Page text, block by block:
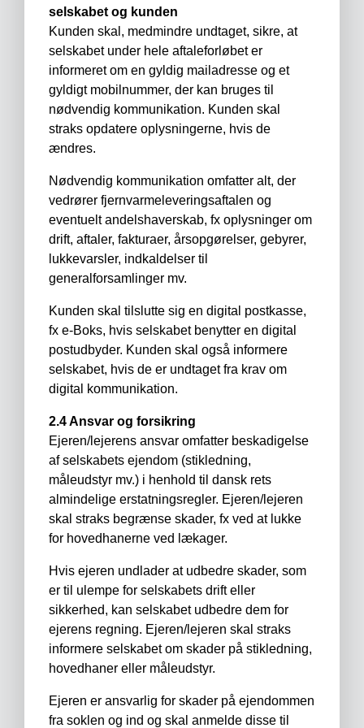
selskabet og kunden
Kunden skal, medmindre undtaget, sikre, at
selskabet under hele aftaleforløbet er
informeret om en gyldig mailadresse og et
gyldigt mobilnummer, der kan bruges til
nødvendig kommunikation. Kunden skal
straks opdatere oplysningerne, hvis de
ændres.
Nødvendig kommunikation omfatter alt, der
vedrører fjernvarmeleveringsaftalen og
eventuelt andelshaverskab, fx oplysninger om
drift, aftaler, fakturaer, årsopgørelser, gebyrer,
lukkevarsler, indkaldelser til
generalforsamlinger mv.
Kunden skal tilslutte sig en digital postkasse,
fx e-Boks, hvis selskabet benytter en digital
postudbyder. Kunden skal også informere
selskabet, hvis de er undtaget fra krav om
digital kommunikation.
2.4 Ansvar og forsikring
Ejeren/lejerens ansvar omfatter beskadigelse
af selskabets ejendom (stikledning,
måleudstyr mv.) i henhold til dansk rets
almindelige erstatningsregler. Ejeren/lejeren
skal straks begrænse skader, fx ved at lukke
for hovedhanerne ved lækager.
Hvis ejeren undlader at udbedre skader, som
er til ulempe for selskabets drift eller
sikkerhed, kan selskabet udbedre dem for
ejerens regning. Ejeren/lejeren skal straks
informere selskabet om skader på stikledning,
hovedhaner eller måleudstyr.
Ejeren er ansvarlig for skader på ejendommen
fra soklen og ind og skal anmelde disse til